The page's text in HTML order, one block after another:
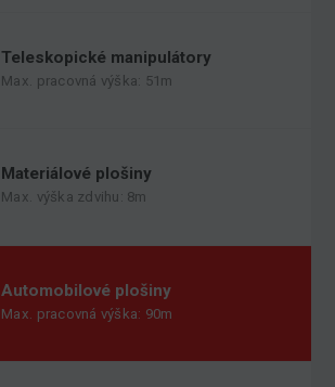
Teleskopické manipulátory
Max. pracovná výška: 51m
Materiálové plošiny
Max. výška zdvihu: 8m
Automobilové plošiny
Max. pracovná výška: 90m